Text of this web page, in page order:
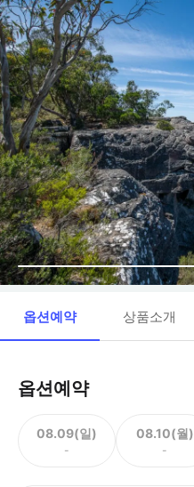
옵션예약 상품소개
옵션예약
08.09(일)
-
08.10(월)
-